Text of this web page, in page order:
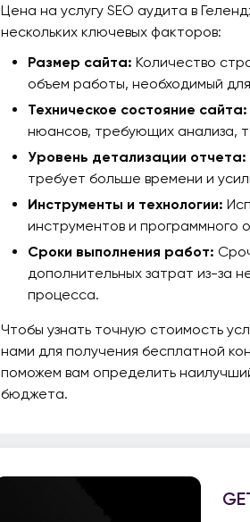
Цена на услугу SEO аудита в
нескольких ключевых факторов:
Размер сайта: Количество
объем работы, необходимый
Техническое состояние сайта:
нюансов, требующих анализа,
Уровень детализации отчета:
требует больше времени и
Инструменты и технологии:
инструментов и программного
Сроки выполнения работ:
дополнительных затрат из-за
процесса.
Чтобы узнать точную стоимость
нами для получения бесплатной
поможем вам определить
бюджета.